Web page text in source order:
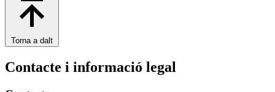
Torna a dalt
Contacte i informació legal